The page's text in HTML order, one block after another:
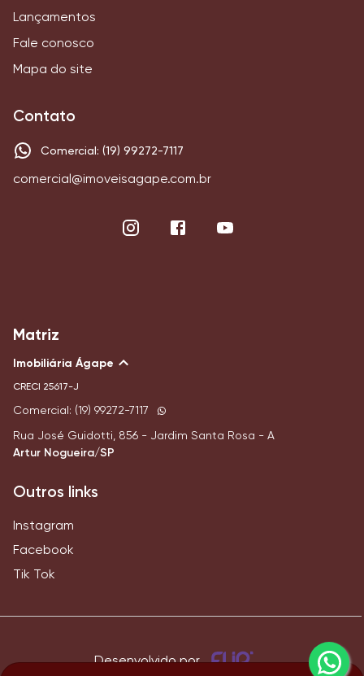
Lançamentos
Fale conosco
Mapa do site
Contato
Comercial: (19) 99272-7117
comercial@imoveisagape.com.br
Matriz
Imobiliária Ágape
CRECI 25617-J
Comercial: (19) 99272-7117
Rua José Guidotti, 856 - Jardim Santa Rosa - A
Artur Nogueira/SP
Outros links
Instagram
Facebook
Tik Tok
Desenvolvido por